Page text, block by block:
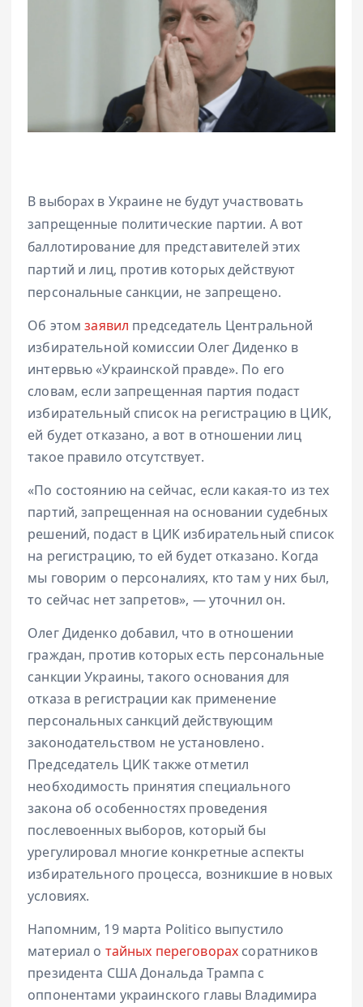
В выборах в Украине не будут участвовать
запрещенные политические партии. А вот
баллотирование для представителей этих
партий и лиц, против которых действуют
персональные санкции, не запрещено.
Об этомзаявил председатель Центральной
избирательной комиссии Олег Диденко в
интервью «Украинской правде». По его
словам, если запрещенная партия подаст
избирательный список на регистрацию в ЦИК,
ей будет отказано, а вот в отношении лиц
такое правило отсутствует.
«По состоянию на сейчас, если какая-то из тех
партий, запрещенная на основании судебных
решений, подаст в ЦИК избирательный список
на регистрацию, то ей будет отказано. Когда
мы говорим о персоналиях, кто там у них был,
то сейчас нет запретов», — уточнил он.
Олег Диденко добавил, что в отношении
граждан, против которых есть персональные
санкции Украины, такого основания для
отказа в регистрации как применение
персональных санкций действующим
законодательством не установлено.
Председатель ЦИК также отметил
необходимость принятия специального
закона об особенностях проведения
послевоенных выборов, который бы
урегулировал многие конкретные аспекты
избирательного процесса, возникшие в новых
условиях.
Напомним, 19 марта Politico выпустило
материал о тайных переговорах соратников
президента США Дональда Трампа с
оппонентами украинского главы Владимира